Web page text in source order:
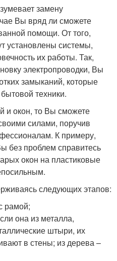
замену
Вы вряд ли сможете
помощи. От того,
установлены системы,
их работы. Так,
электропроводки, Вы
замыканий, которые
техники.
и окон, то Вы сможете
силами, поручив
К примеру,
без проблем справитесь
окон на пластиковые
следующих этапов:
рамой;
она из металла,
штыри, их
в стены; из дерева –